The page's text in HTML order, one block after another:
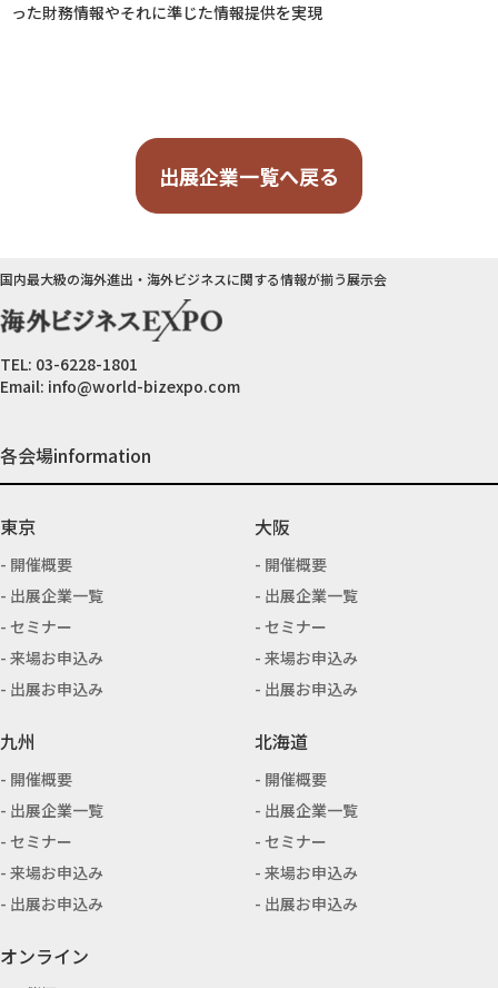
った財務情報やそれに準じた情報提供を実現
出展企業一覧へ戻る
国内最大級の海外進出・海外ビジネスに関する情報が揃う展示会
TEL: 03-6228-1801
Email: info@world-bizexpo.com
各会場information
東京
開催概要
出展企業一覧
セミナー
来場お申込み
出展お申込み
大阪
開催概要
出展企業一覧
セミナー
来場お申込み
出展お申込み
九州
開催概要
出展企業一覧
セミナー
来場お申込み
出展お申込み
北海道
開催概要
出展企業一覧
セミナー
来場お申込み
出展お申込み
オンライン